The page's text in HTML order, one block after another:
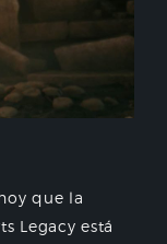
que la
Legacy está